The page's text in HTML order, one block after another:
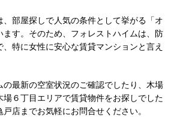
、部屋探しで人気の条件として挙がる「オ
ます。そのため、フォレストハイムは、防
特に女性に安心な賃貸マンションと言え
の最新の空室状況のご確認でしたり、木場
６丁目エリアで賃貸物件をお探しでした
店までお気軽にお問合せください。